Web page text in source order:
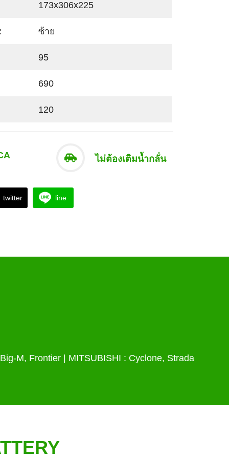
173x306x225
ซ้าย
95
690
120
ไม่ต้องเติมน้ำกลั่น
twitter line
M, Frontier | MITSUBISHI : Cyclone, Strada